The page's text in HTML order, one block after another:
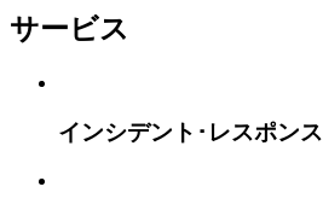
サービス
インシデント･レスポン